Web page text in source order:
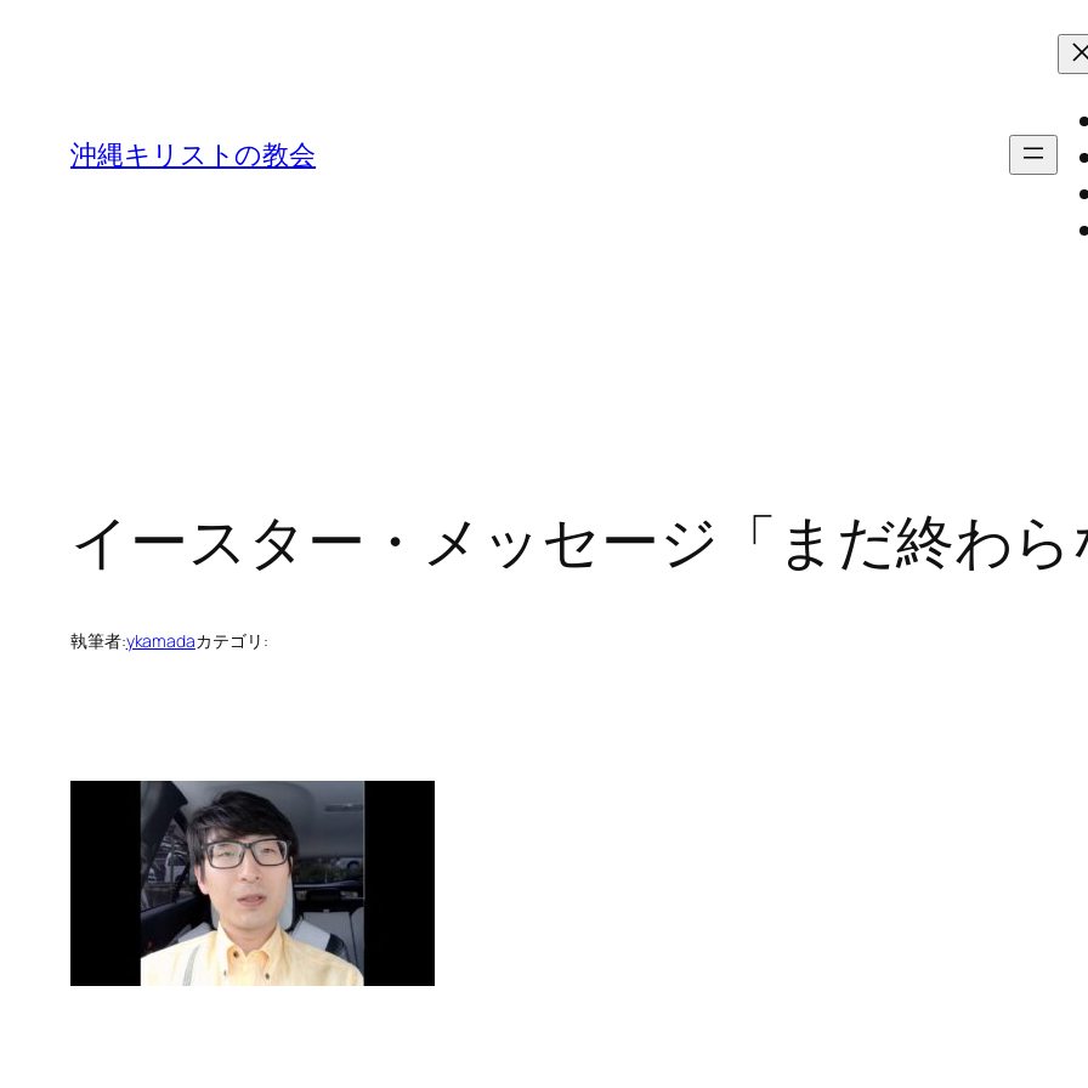
沖縄キリストの教会
イースター・メッセージ「まだ終わ
執筆者:ykamadaカテゴリ: